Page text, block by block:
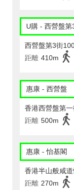
U購 - 西營盤第
西營盤第3街
距離 410m
惠康 - 西營盤
香港西營盤第
距離 500m
惠康 - 怡基閣
香港半山般咸
距離 270m